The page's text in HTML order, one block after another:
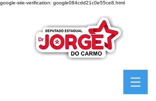
google-site-verification: google084cdd21c0e55ce8.html